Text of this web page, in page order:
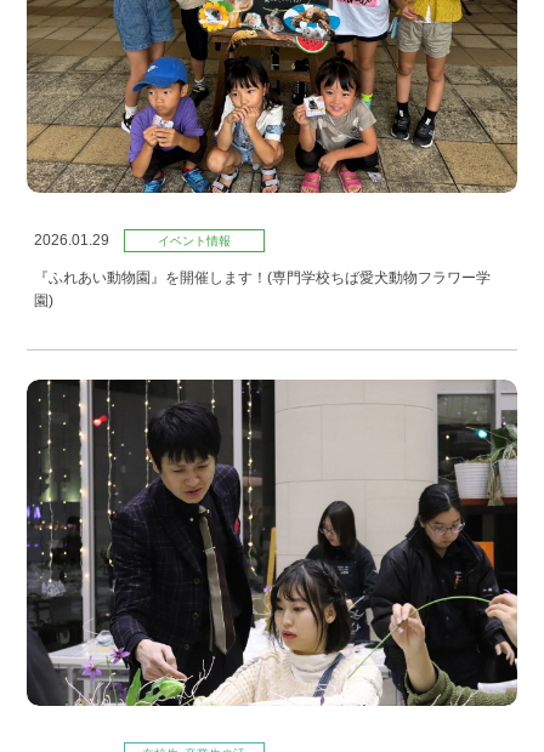
2026.01.29 イベント情報
『ふれあい動物園』を開催します！(専門学校ちば愛犬動物フラワー学
園)